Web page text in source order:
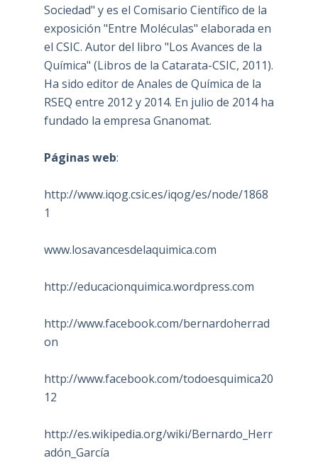
Sociedad" y es el Comisario Científico de la
exposición "Entre Moléculas" elaborada en
el CSIC. Autor del libro "Los Avances de la
Química" (Libros de la Catarata-CSIC, 2011).
Ha sido editor de Anales de Química de la
RSEQ entre 2012 y 2014. En julio de 2014 ha
fundado la empresa Gnanomat.
Páginas web:
http://www.iqog.csic.es/iqog/es/node/1868
1
www.losavancesdelaquimica.com
http://educacionquimica.wordpress.com
http://www.facebook.com/bernardoherrad
on
http://www.facebook.com/todoesquimica20
12
http://es.wikipedia.org/wiki/Bernardo_Herr
adón_García